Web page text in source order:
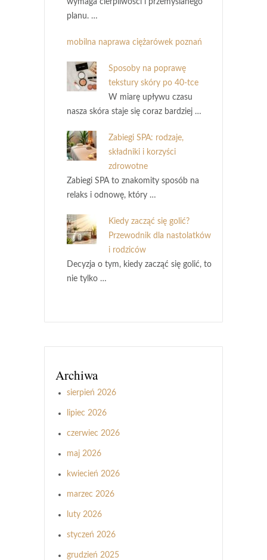
planu. …
mobilna naprawa ciężarówek poznań
Sposoby na poprawę
tekstury skóry po 40-tce
W miarę upływu czasu
nasza skóra staje się coraz bardziej …
Zabiegi SPA: rodzaje,
składniki i korzyści
zdrowotne
Zabiegi SPA to znakomity sposób na
relaks i odnowę, który …
Kiedy zacząć się golić?
Przewodnik dla nastolatków
i rodziców
Decyzja o tym, kiedy zacząć się golić, to
nie tylko …
Archiwa
sierpień 2026
lipiec 2026
czerwiec 2026
maj 2026
kwiecień 2026
marzec 2026
luty 2026
styczeń 2026
grudzień 2025